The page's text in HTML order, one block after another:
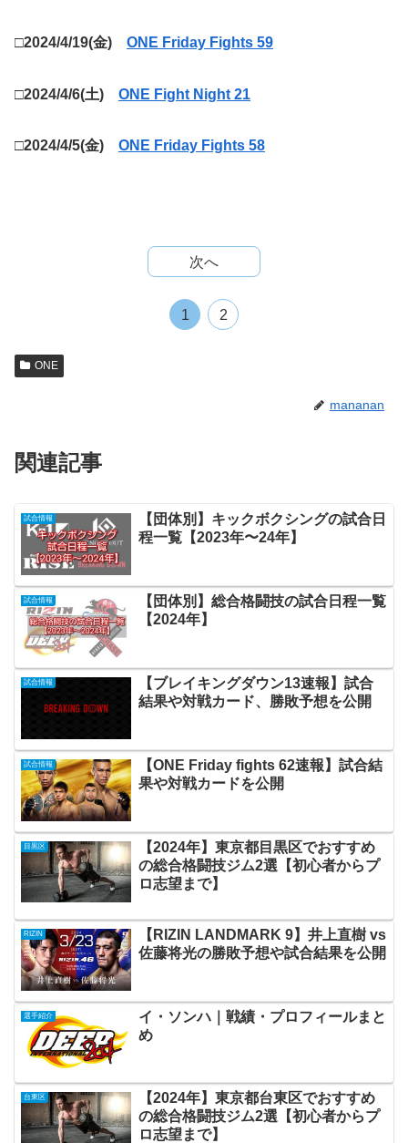
□2024/4/19(金) ONE Friday Fights 59
□2024/4/6(土) ONE Fight Night 21
□2024/4/5(金) ONE Friday Fights 58
次へ
1 2
ONE
mananan
関連記事
試合情報
【団体別】キックボクシングの試合日
程一覧【2023年〜24年】
試合情報
【団体別】総合格闘技の試合日程一覧
【2024年】
試合情報
【ブレイキングダウン13速報】試合
結果や対戦カード、勝敗予想を公開
試合情報
【ONE Friday fights 62速報】試合結
果や対戦カードを公開
目黒区
【2024年】東京都目黒区でおすすめ
の総合格闘技ジム2選【初心者からプ
ロ志望まで】
RIZIN
【RIZIN LANDMARK 9】井上直樹 vs
佐藤将光の勝敗予想や試合結果を公開
選手紹介
イ・ソンハ｜戦績・プロフィールまと
め
台東区
【2024年】東京都台東区でおすすめ
の総合格闘技ジム2選【初心者からプ
ロ志望まで】